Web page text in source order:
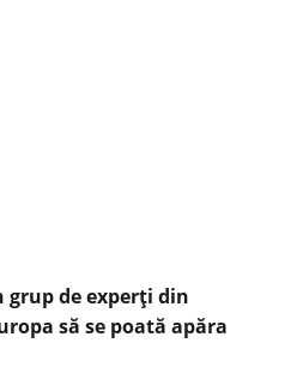
grup de experți din
să se poată apăra